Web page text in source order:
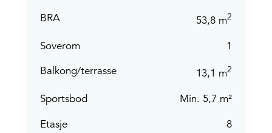
BRA 53,8 m2
Soverom
1
Balkong/terrasse
13,1 m2
Sportsbod
Min. 5,7 m²
Etasje
8